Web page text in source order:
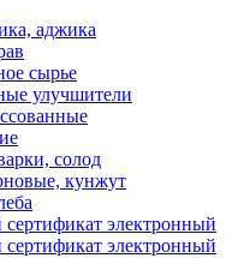
аджика
сырье
улучшители
солод
кунжут
электронный
электронный